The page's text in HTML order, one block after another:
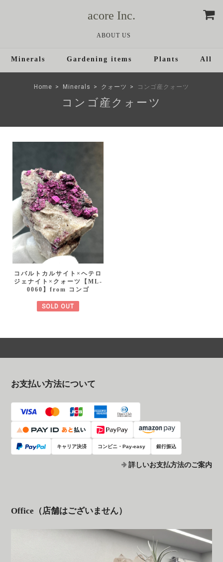
acore Inc.
ABOUT US
Minerals Gardening items Plants All
Home Minerals クォーツ コンゴ産クォーツ
コンゴ産クォーツ
コバルトカルサイト×ヘテロ
ジェナイト×クォーツ【ML-
0060】from コンゴ
SOLD OUT
お支払い方法について
キャリア決済 コンビニ・Pay-easy 銀行振込
詳しいお支払方法のご案内
Office（店舗はございません）